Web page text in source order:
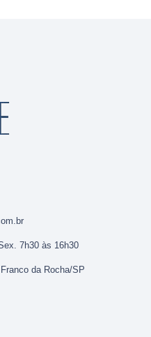
7h30 às 16h30
da Rocha/SP